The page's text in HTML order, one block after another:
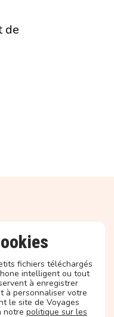
de
fichiers téléchargés
intelligent ou tout
à enregistrer
à personnaliser votre
le site de Voyages
notre politique sur les